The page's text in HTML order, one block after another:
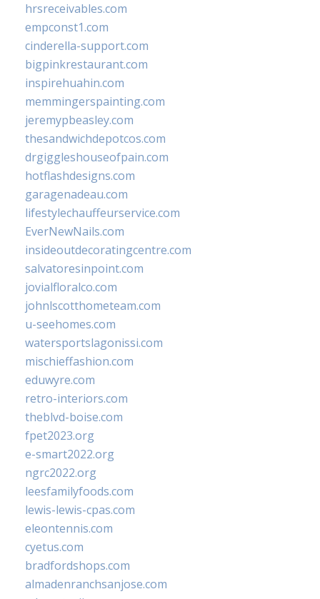
hrsreceivables.com
empconst1.com
cinderella-support.com
bigpinkrestaurant.com
inspirehuahin.com
memmingerspainting.com
jeremypbeasley.com
thesandwichdepotcos.com
drgiggleshouseofpain.com
hotflashdesigns.com
garagenadeau.com
lifestylechauffeurservice.com
EverNewNails.com
insideoutdecoratingcentre.com
salvatoresinpoint.com
jovialfloralco.com
johnlscotthometeam.com
u-seehomes.com
watersportslagonissi.com
mischieffashion.com
eduwyre.com
retro-interiors.com
theblvd-boise.com
fpet2023.org
e-smart2022.org
ngrc2022.org
leesfamilyfoods.com
lewis-lewis-cpas.com
eleontennis.com
cyetus.com
bradfordshops.com
almadenranchsanjose.com